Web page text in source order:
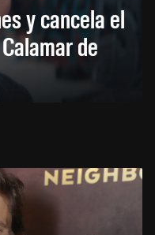
y cancela el
de